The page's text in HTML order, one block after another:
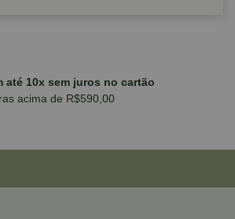
até 10x sem juros no cartão
acima de R$590,00